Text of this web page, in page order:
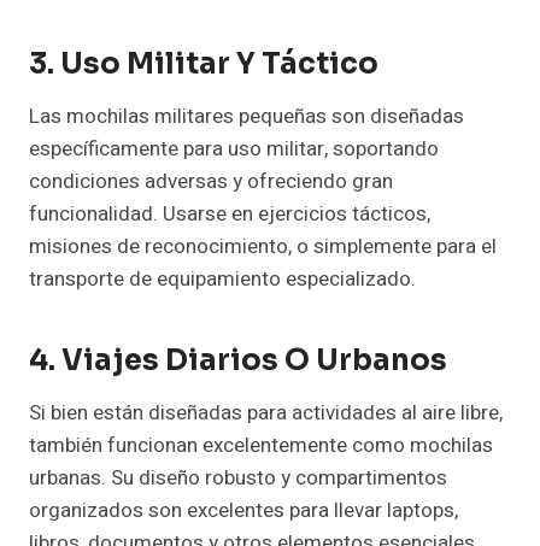
3. Uso Militar Y Táctico
Las mochilas militares pequeñas son diseñadas
específicamente para uso militar, soportando
condiciones adversas y ofreciendo gran
funcionalidad. Usarse en ejercicios tácticos,
misiones de reconocimiento, o simplemente para el
transporte de equipamiento especializado.
4. Viajes Diarios O Urbanos
Si bien están diseñadas para actividades al aire libre,
también funcionan excelentemente como mochilas
urbanas. Su diseño robusto y compartimentos
organizados son excelentes para llevar laptops,